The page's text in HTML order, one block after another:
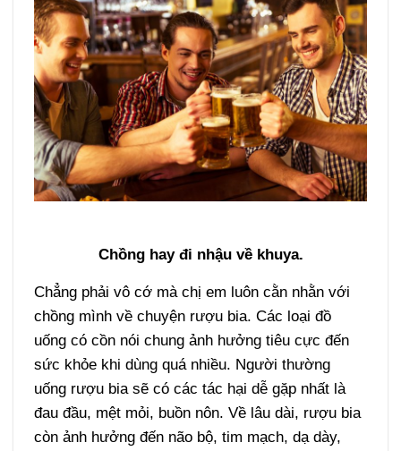
Chồng hay đi nhậu về khuya.
Chẳng phải vô cớ mà chị em luôn cằn nhằn với
chồng mình về chuyện rượu bia. Các loại đồ
uống có cồn nói chung ảnh hưởng tiêu cực đến
sức khỏe khi dùng quá nhiều. Người thường
uống rượu bia sẽ có các tác hại dễ gặp nhất là
đau đầu, mệt mỏi, buồn nôn. Về lâu dài, rượu bia
còn ảnh hưởng đến não bộ, tim mạch, dạ dày,